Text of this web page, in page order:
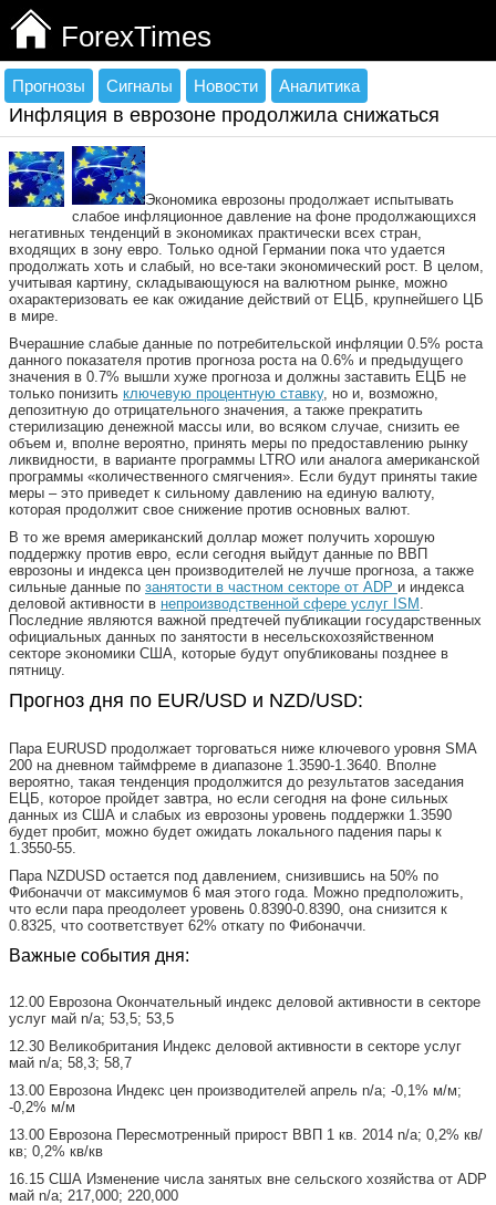
ForexTimes
Прогнозы Сигналы Новости Аналитика
Инфляция в еврозоне продолжила снижаться
Экономика еврозоны продолжает испытывать
слабое инфляционное давление на фоне продолжающихся
негативных тенденций в экономиках практически всех стран,
входящих в зону евро. Только одной Германии пока что удается
продолжать хоть и слабый, но все-таки экономический рост. В целом,
учитывая картину, складывающуюся на валютном рынке, можно
охарактеризовать ее как ожидание действий от ЕЦБ, крупнейшего ЦБ
в мире.
Вчерашние слабые данные по потребительской инфляции 0.5% роста
данного показателя против прогноза роста на 0.6% и предыдущего
значения в 0.7% вышли хуже прогноза и должны заставить ЕЦБ не
только понизить ключевую процентную ставку, но и, возможно,
депозитную до отрицательного значения, а также прекратить
стерилизацию денежной массы или, во всяком случае, снизить ее
объем и, вполне вероятно, принять меры по предоставлению рынку
ликвидности, в варианте программы LTRO или аналога американской
программы «количественного смягчения». Если будут приняты такие
меры – это приведет к сильному давлению на единую валюту,
которая продолжит свое снижение против основных валют.
В то же время американский доллар может получить хорошую
поддержку против евро, если сегодня выйдут данные по ВВП
еврозоны и индекса цен производителей не лучше прогноза, а также
сильные данные по занятости в частном секторе от ADP и индекса
деловой активности в непроизводственной сфере услуг ISM
Последние являются важной предтечей публикации государственных
официальных данных по занятости в несельскохозяйственном
секторе экономики США, которые будут опубликованы позднее в
пятницу.
Прогноз дня по EUR/USD и NZD/USD:
Пара EURUSD продолжает торговаться ниже ключевого уровня SМА
200 на дневном таймфреме в диапазоне 1.3590-1.3640. Вполне
вероятно, такая тенденция продолжится до результатов заседания
ЕЦБ, которое пройдет завтра, но если сегодня на фоне сильных
данных из США и слабых из еврозоны уровень поддержки 1.3590
будет пробит, можно будет ожидать локального падения пары к
1.3550-55.
Пара NZDUSD остается под давлением, снизившись на 50% по
Фибоначчи от максимумов 6 мая этого года. Можно предположить,
что если пара преодолеет уровень 0.8390-0.8390, она снизится к
0.8325, что соответствует 62% откату по Фибоначчи.
Важные события дня:
12.00 Еврозона Окончательный индекс деловой активности в секторе
услуг май n/a; 53,5; 53,5
12.30 Великобритания Индекс деловой активности в секторе услуг
май n/a; 58,3; 58,7
13.00 Еврозона Индекс цен производителей апрель n/a; -0,1% м/м;
-0,2% м/м
13.00 Еврозона Пересмотренный прирост ВВП 1 кв. 2014 n/a; 0,2% кв/
кв; 0,2% кв/кв
16.15 США Изменение числа занятых вне сельского хозяйства от ADP
май n/a; 217,000; 220,000